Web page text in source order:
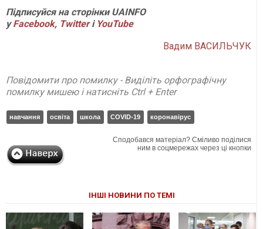
Підписуйся на сторінки UAINFO
уFacebook, Twitterі YouTube
Вадим ВАСИЛЬЧУК
Повідомити про помилку - Виділіть орфографічну
помилку мишею і натисніть Ctrl + Enter
навчання освіта школа COVID-19 коронавірус
Сподобався матеріал? Сміливо поділися
ним в соцмережах через ці кнопки
ІНШІ НОВИНИ ПО ТЕМІ